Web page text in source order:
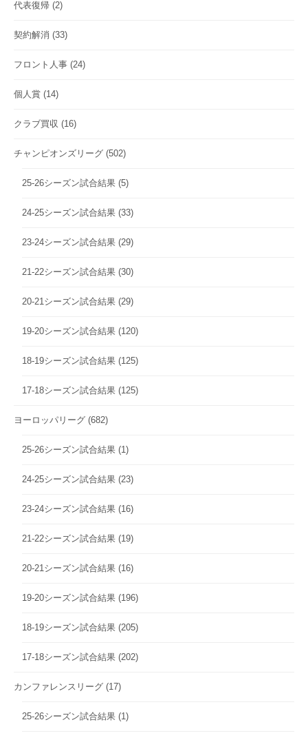
代表復帰 (2)
契約解消 (33)
フロント人事 (24)
個人賞 (14)
クラブ買収 (16)
チャンピオンズリーグ (502)
25-26シーズン試合結果 (5)
24-25シーズン試合結果 (33)
23-24シーズン試合結果 (29)
21-22シーズン試合結果 (30)
20-21シーズン試合結果 (29)
19-20シーズン試合結果 (120)
18-19シーズン試合結果 (125)
17-18シーズン試合結果 (125)
ヨーロッパリーグ (682)
25-26シーズン試合結果 (1)
24-25シーズン試合結果 (23)
23-24シーズン試合結果 (16)
21-22シーズン試合結果 (19)
20-21シーズン試合結果 (16)
19-20シーズン試合結果 (196)
18-19シーズン試合結果 (205)
17-18シーズン試合結果 (202)
カンファレンスリーグ (17)
25-26シーズン試合結果 (1)